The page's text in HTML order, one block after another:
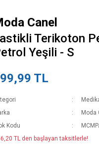
Canel
Terikoton
Yeşili - S
TL
Moda
Kodu
TL den başlayan taksitlerle!